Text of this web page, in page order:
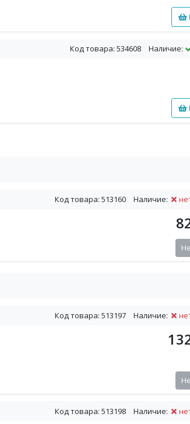
Код товара: 534608 Наличие:
Код товара: 513160 Наличие:
Код товара: 513197 Наличие:
Код товара: 513198 Наличие: